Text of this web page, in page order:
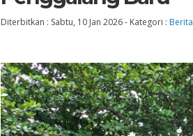
Diterbitkan : Sabtu, 10 Jan 2026- Kategori : Berita